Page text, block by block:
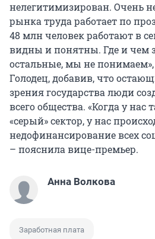
нелегитимизирован. Очень
рынка труда работает по
48 млн человек работают в
видны и понятны. Где и чем
остальные, мы не понимаем»,
Голодец, добавив, что
зрения государства люди
всего общества. «Когда у нас
«серый» сектор, у нас
недофинансирование всех
– пояснила вице-премьер.
Анна Волкова
Заработная плата